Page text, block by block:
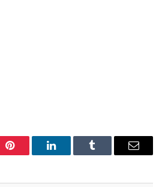
Pinterest LinkedInTumblr
E-